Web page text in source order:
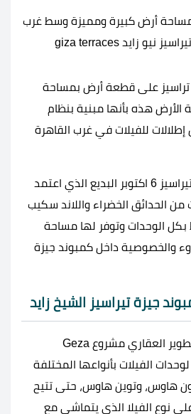
أرض كبيرة ومميزة وسط غرب
القاهرة لكمبوند جيزة تيراسيز نيو زايد giza terraces
على قطعة أرض بمساحة
الأرض هذه بأنها مبنية بنظام
للفيلات في غرب القاهرة
بالإضافة لتصميم جيزة تيراسيز 6 اكتوبر البديع الذي اعتمد
من الحدائق الخضراء واللاند سكيب
بكل الوحدات وتوفر لها مساحة
والخصوصية داخل كمبوند جيزة
جيزة تيراسيز الشيخ زايد
خصصت شركة مراكز للتطوير العقاري مشروع Geza
Terraces New Zayed لوحدات الفيلات بأنواعها المختلفة
هاوس، وتوين هاوس، حتى تتيح
نوع الفيلا الذي يتماشى مع